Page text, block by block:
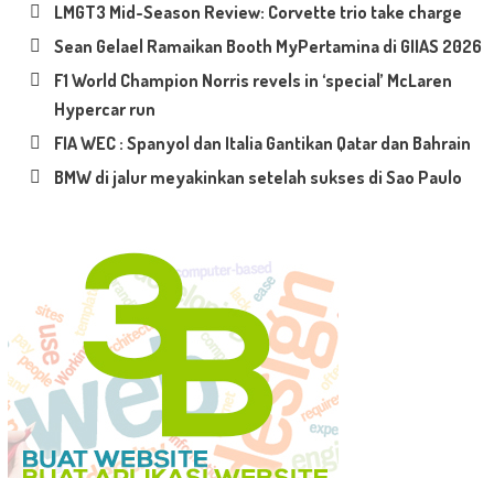
LMGT3 Mid-Season Review: Corvette trio take charge
Sean Gelael Ramaikan Booth MyPertamina di GIIAS 2026
F1 World Champion Norris revels in ‘special’ McLaren
Hypercar run
FIA WEC : Spanyol dan Italia Gantikan Qatar dan Bahrain
BMW di jalur meyakinkan setelah sukses di Sao Paulo